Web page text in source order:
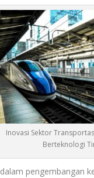
Inovasi Sektor
Berteknologi
pengembangan